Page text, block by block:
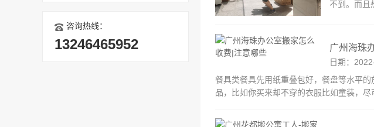
咨询热线：
13246465952
不到。而且
广州海珠
日期：
餐具类餐具先用纸重叠包好，餐盘等水平
品，比如你买来却不穿的衣服比如童装，尽